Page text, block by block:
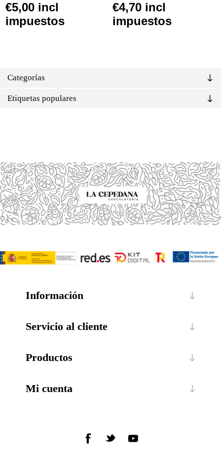
Categorías
Etiquetas populares
€5,00 incl
impuestos
€4,70 incl
impuestos
Información
Servicio al cliente
Productos
Mi cuenta